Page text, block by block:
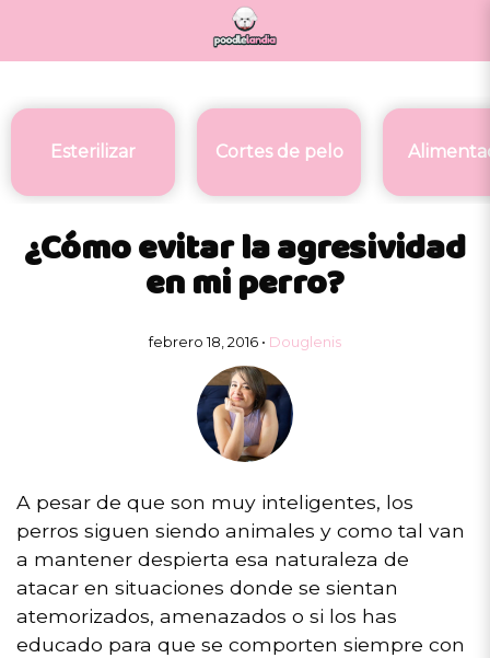
Esterilizar Cortes de pelo
¿Cómo evitar la agresividad
en mi perro?
febrero 18, 2016 • Douglenis
A pesar de que son muy inteligentes, los
perros siguen siendo animales y como tal van
a mantener despierta esa naturaleza de
atacar en situaciones donde se sientan
atemorizados, amenazados o si los has
educado para que se comporten siempre con